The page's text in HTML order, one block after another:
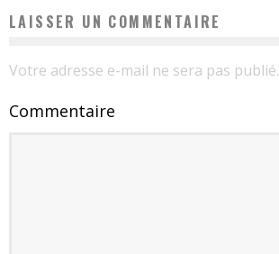
LAISSER UN COMMENTAIRE
Votre adresse e-mail ne sera pas publié.
Commentaire